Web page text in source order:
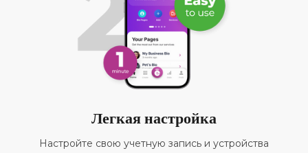
Легкая настройка
Настройте свою учетную запись и устройства